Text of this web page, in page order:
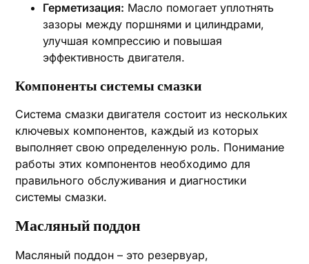
Герметизация: Масло помогает уплотнять
зазоры между поршнями и цилиндрами,
улучшая компрессию и повышая
эффективность двигателя.
Компоненты системы смазки
Система смазки двигателя состоит из нескольких
ключевых компонентов, каждый из которых
выполняет свою определенную роль. Понимание
работы этих компонентов необходимо для
правильного обслуживания и диагностики
системы смазки.
Масляный поддон
Масляный поддон – это резервуар,